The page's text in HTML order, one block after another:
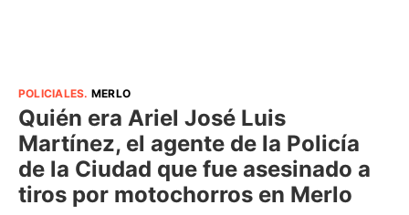
POLICIALES. MERLO
Quién era Ariel José Luis
Martínez, el agente de la Policía
de la Ciudad que fue asesinado a
tiros por motochorros en Merlo